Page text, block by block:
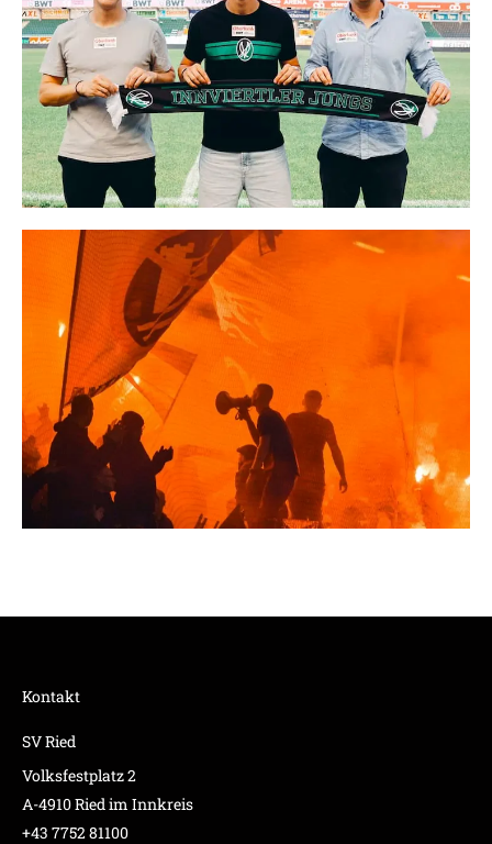
Kontakt
SV Ried
Volksfestplatz 2
A-4910 Ried im Innkreis
+43 7752 81100